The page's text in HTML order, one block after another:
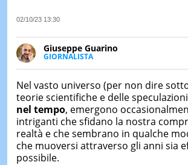
02/10/23 13:30
Giuseppe Guarino
GIORNALISTA
Ph(D) in Diritto Comparato e
particolare sulla Storia
Latina e Spagna. Collabora con
è presidente dell'Associazione
Biblioteca del Sannio".
Nel vasto universo (per non dire
teorie scientifiche e delle
nel tempo, emergono
intriganti che sfidano la nostra
realtà e che sembrano in qualche
che muoversi attraverso gli anni sia
possibile.